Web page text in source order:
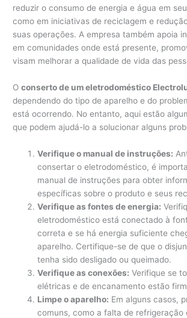
reduzir o consumo de energia e água em
como em iniciativas de reciclagem e
suas operações. A empresa também apoia
em comunidades onde está presente,
visam melhorar a qualidade de vida das
Oconserto de um eletrodoméstico
dependendo do tipo de aparelho e do
está ocorrendo. No entanto, aqui estão
que podem ajudá-lo a solucionar alguns
Verifique o manual de instruções:
consertar o eletrodoméstico, é
manual de instruções para obter
específicas sobre o produto e seus
Verifique as fontes de energia:
eletrodoméstico está conectado à
correta e se há energia suficiente
aparelho. Certifique-se de que o
tenha sido desligado ou queimado.
Verifique as conexões: Verifique se
elétricas e de encanamento estão
Limpe o aparelho: Em alguns casos,
comuns, como a falta de refrigeração